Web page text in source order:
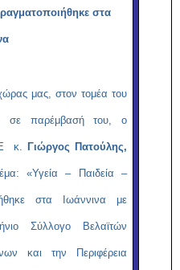
στα
μας, στον τομέα του
σε παρέμβασή του, ο
κ. Γιώργος Πατούλης,
«Υγεία – Παιδεία –
στα Ιωάννινα με
Σύλλογο Βελαϊτών
και την Περιφέρεια